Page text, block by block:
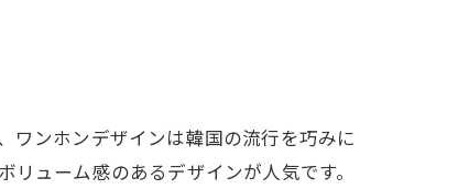
ワンホンデザインは韓国の流行を巧みに
ューム感のあるデザインが人気です。